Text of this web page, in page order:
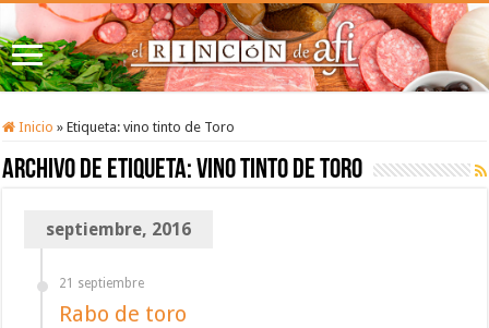
Inicio » Etiqueta:vino tinto de Toro
Archivo de etiqueta:vino tinto de Toro
septiembre, 2016
21 septiembre
Rabo de toro